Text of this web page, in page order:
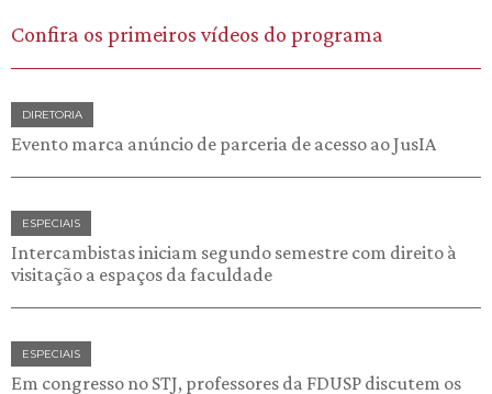
Confira os primeiros vídeos do programa
DIRETORIA
Evento marca anúncio de parceria de acesso ao JusIA
ESPECIAIS
Intercambistas iniciam segundo semestre com direito à
visitação a espaços da faculdade
ESPECIAIS
Em congresso no STJ, professores da FDUSP discutem os